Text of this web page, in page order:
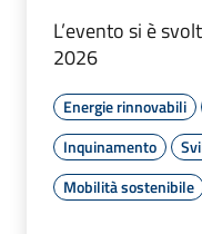
L’evento si è
2026
Energie rinnovabili
Inquinamento
Mobilità sostenibile